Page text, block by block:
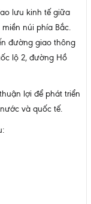
lưu kinh tế giữa
núi phía Bắc.
đường giao thông
lộ 2, đường Hồ
lợi để phát triển
và quốc tế.